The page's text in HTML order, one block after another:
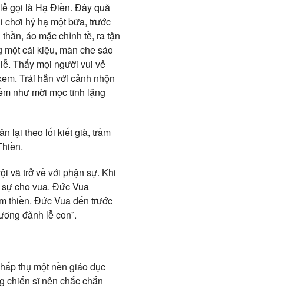
gọi là Hạ Điền. Đây quả
chơi hỷ hạ một bữa, trước
áo mặc chỉnh tề, ra tận
cái kiệu, màn che sáo
Thấy mọi người vui vẻ
Trái hẳn với cảnh nhộn
như mời mọc tĩnh lặng
lại theo lối kiết già, trầm
vã trở về với phận sự. Khi
cho vua. Đức Vua
thiền. Đức Vua đến trước
đảnh lễ con”.
thụ một nền giáo dục
chiến sĩ nên chắc chắn